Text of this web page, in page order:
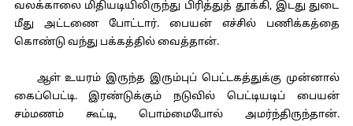
வலக்காலை மிதியடியிலிருந்து பிரித்துத் தூக்கி, இடது துடை
மீது அட்டணை போட்டார். பையன் எச்சில் பணிக்கத்தை
கொண்டு வந்து பக்கத்தில் வைத்தான்.
ஆள் உயரம் இருந்த இரும்புப் பெட்டகத்துக்கு முன்னால்
கைப்பெட்டி. இரண்டுக்கும் நடுவில் பெட்டியடிப் பையன்
சம்மணம் கூட்டி, பொம்மைபோல் அமர்ந்திருந்தான்.